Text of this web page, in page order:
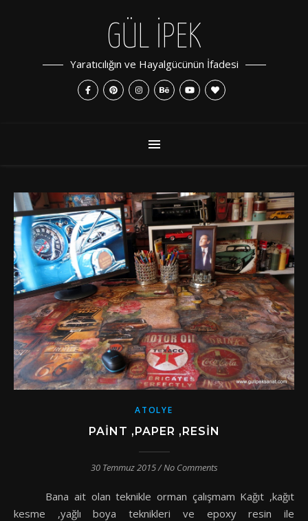
GÜL İPEK
Yaratıcılığın ve Hayalgücünün İfadesi
ATOLYE
PAINT ,PAPER ,RESIN
30 Temmuz 2015/No Comments
Bana ait olan teknikle orman çalışmam Kağıt ,kağıt
kesme ,yağlı boya teknikleri ve epoxy resin ile